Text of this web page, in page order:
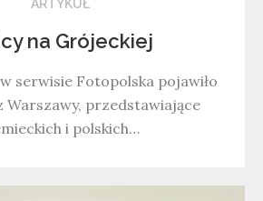
ARTYKUŁ
na Grójeckiej
serwisie Fotopolska pojawiło
Warszawy, przedstawiające
i polskich…